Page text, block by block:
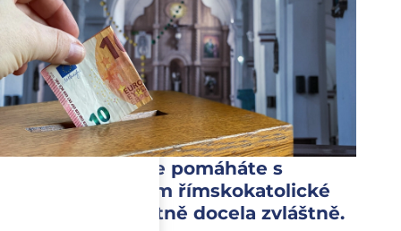
Když se řekne, že pomáháte s
finančním řízením římskokatolické
církvi, zní to vlastně docela zvláštně.